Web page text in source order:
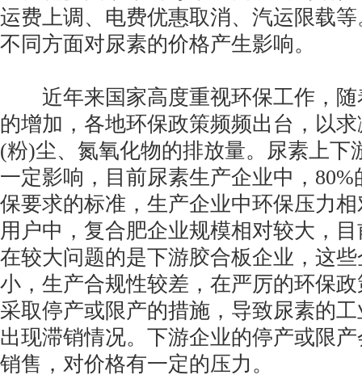
运费上调、电费优惠取消、汽运限载
不同方面对尿素的价格产生影响。
近年来国家高度重视环保工作，随
的增加，各地环保政策频频出台，以
(粉)尘、氮氧化物的排放量。尿素上下
一定影响，目前尿素生产企业中，
保要求的标准，生产企业中环保压力
用户中，复合肥企业规模相对较大，
在较大问题的是下游胶合板企业，这
小，生产合规性较差，在严厉的环保
采取停产或限产的措施，导致尿素的
出现滞销情况。下游企业的停产或限
销售，对价格有一定的压力。